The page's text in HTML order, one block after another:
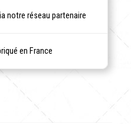
notre réseau partenaire
en France